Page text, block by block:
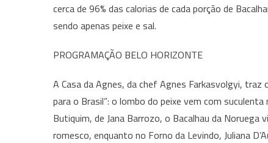
cerca de 96% das calorias de cada porção de
sendo apenas peixe e sal.
PROGRAMAÇÃO BELO HORIZONTE
A Casa da Agnes, da chef Agnes Farkasvolgyi,
para o Brasil”: o lombo do peixe vem com
Butiquim, de Jana Barrozo, o Bacalhau da Noruega
romesco, enquanto no Forno da Levindo, Juliana